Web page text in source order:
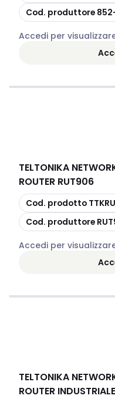
copia
Cod. produttore
Accedi per
TELTONIKA
ROUTER RUT906
copia
Cod. prodotto
copia
Cod. produttore
Accedi per
TELTONIKA
ROUTER